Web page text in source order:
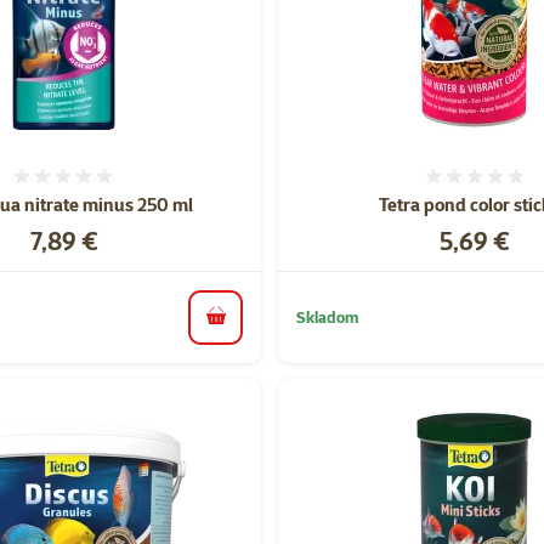
nitrate minus 250 ml
Cena
7,89 €
do košíka
Tetra pond color
Cena
5,69 €
Skladom